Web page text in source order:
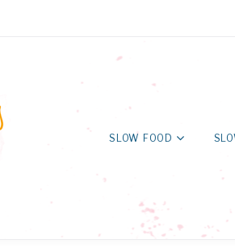
SLOW FOOD